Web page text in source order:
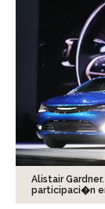
Alistair
participaci�n